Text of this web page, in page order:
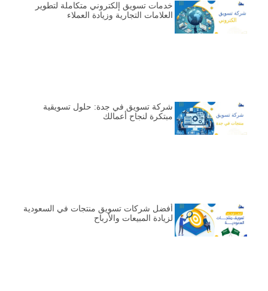
خدمات تسويق إلكتروني متكاملة لتطوير
العلامات التجارية وزيادة العملاء
شركة تسويق في جدة: حلول تسويقية
مبتكرة لنجاح أعمالك
أفضل شركات تسويق منتجات في السعودية
لزيادة المبيعات والأرباح